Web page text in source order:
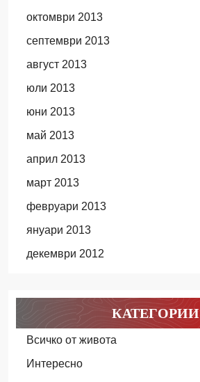
октомври 2013
септември 2013
август 2013
юли 2013
юни 2013
май 2013
април 2013
март 2013
февруари 2013
януари 2013
декември 2012
КАТЕГОРИИ
Всичко от живота
Интересно